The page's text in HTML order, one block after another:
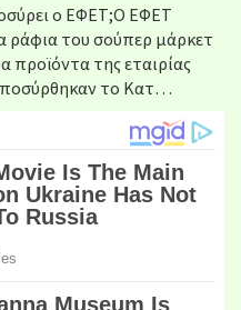
ο ΕΦΕΤ;Ο ΕΦΕΤ
ράφια του σούπερ μάρκετ
προϊόντα της εταιρίας
το Κατ…